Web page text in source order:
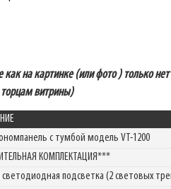
на картинке (или фото ) только
витрины)
с тумбой модель VT-1200
КОМПЛЕКТАЦИЯ***
подсветка (2 световых